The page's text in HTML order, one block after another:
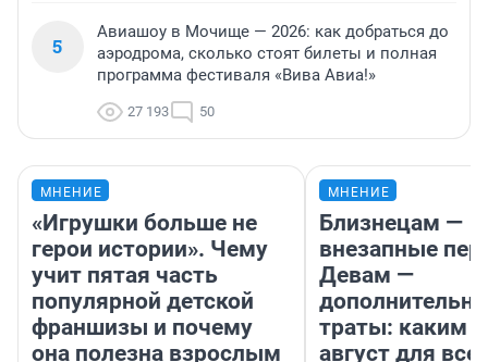
5
Авиашоу в Мочище — 2026: как добраться до
аэродрома, сколько стоят билеты и полная
программа фестиваля «Вива Авиа!»
27 193 50
МНЕНИЕ
«Игрушки больше не
герои истории». Чему
учит пятая часть
популярной детской
франшизы и почему
она полезна взрослым
МНЕНИЕ
Близнецам —
внезапные
Девам —
траты: каким
август для